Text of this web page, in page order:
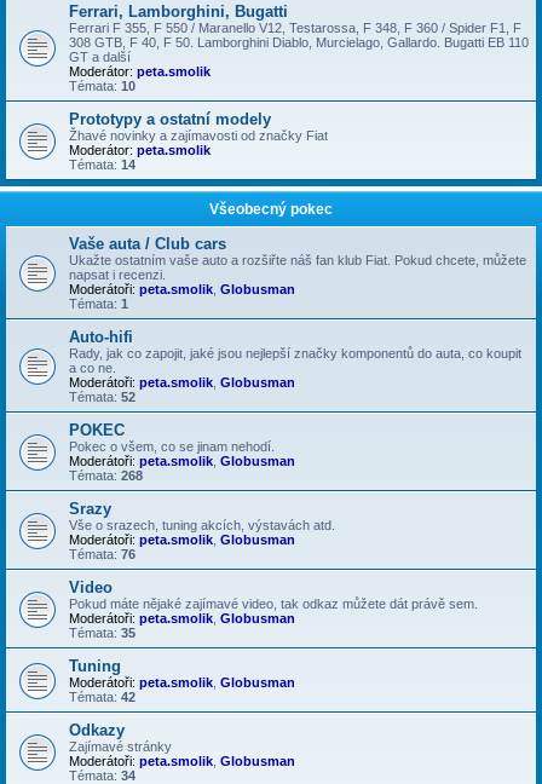
Ferrari, Lamborghini, Bugatti
Ferrari F 355, F 550 / Maranello V12, Testarossa, F 348, F 360 / Spider F1, F
308 GTB, F 40, F 50. Lamborghini Diablo, Murcielago, Gallardo. Bugatti EB 110
GT a další
Moderátor: peta.smolik
Témata: 10
Prototypy a ostatní modely
Žhavé novinky a zajímavosti od značky Fiat
Moderátor: peta.smolik
Témata: 14
Všeobecný pokec
Vaše auta / Club cars
Ukažte ostatním vaše auto a rozšiřte náš fan klub Fiat. Pokud chcete, můžete
napsat i recenzi.
Moderátoři: peta.smolik Globusman
Témata: 1
Auto-hifi
Rady, jak co zapojit, jaké jsou nejlepší značky komponentů do auta, co koupit
a co ne.
Moderátoři: peta.smolik Globusman
Témata: 52
POKEC
Pokec o všem, co se jinam nehodí.
Moderátoři: peta.smolik Globusman
Témata: 268
Srazy
Vše o srazech, tuning akcích, výstavách atd.
Moderátoři: peta.smolik Globusman
Témata: 76
Video
Pokud máte nějaké zajímavé video, tak odkaz můžete dát právě sem.
Moderátoři: peta.smolik Globusman
Témata: 35
Tuning
Moderátoři: peta.smolik Globusman
Témata: 42
Odkazy
Zajímavé stránky
Moderátoři: peta.smolik Globusman
Témata: 34